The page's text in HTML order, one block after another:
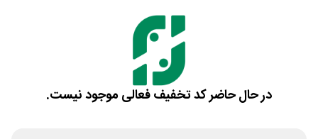
در حال حاضر کد تخفیف فعالی موجود نیست.